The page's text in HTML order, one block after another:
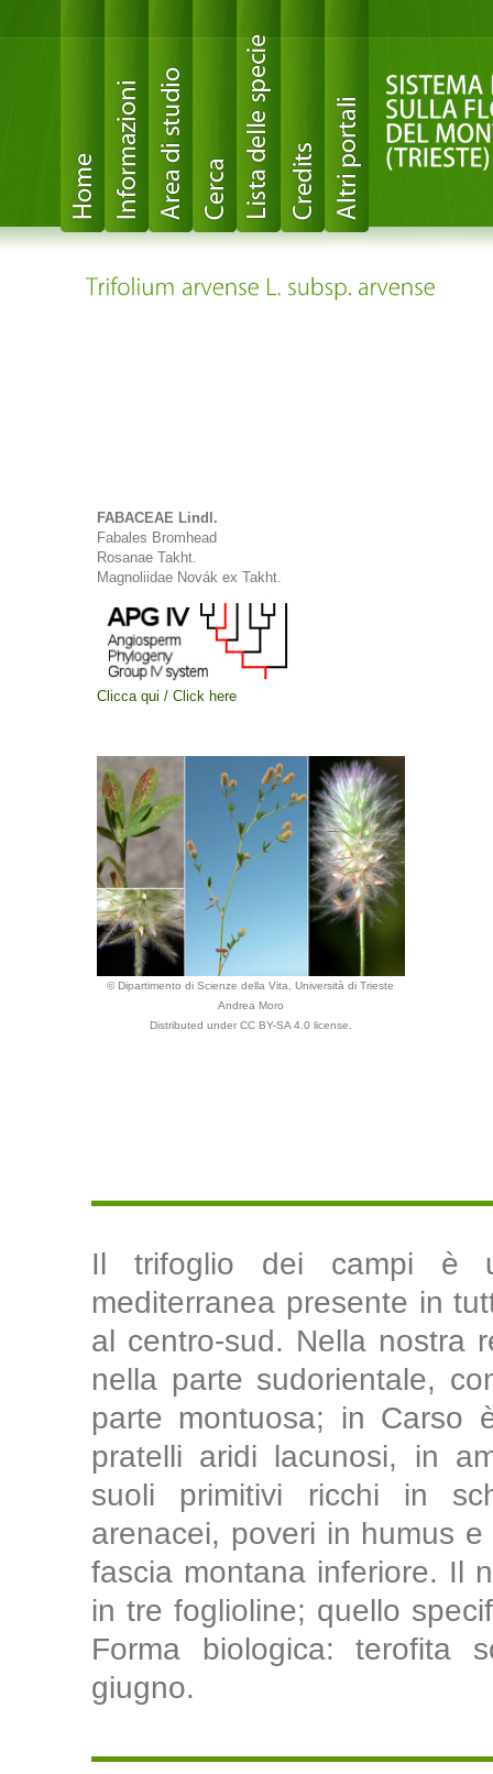
FABACEAE Lindl.
Fabales Bromhead
Rosanae Takht.
Magnoliidae Novák ex Takht.
Clicca qui / Click here
© Dipartimento di Scienze della Vita, Università di Trieste
Andrea Moro
Distributed under CC BY-SA 4.0 license.
Il trifoglio dei campi è
mediterranea presente in
al centro-sud. Nella nostra
nella parte sudorientale,
parte montuosa; in Carso
pratelli aridi lacunosi, in
suoli primitivi ricchi in
arenacei, poveri in humus
fascia montana inferiore. Il
in tre foglioline; quello
Forma biologica: terofita
giugno.